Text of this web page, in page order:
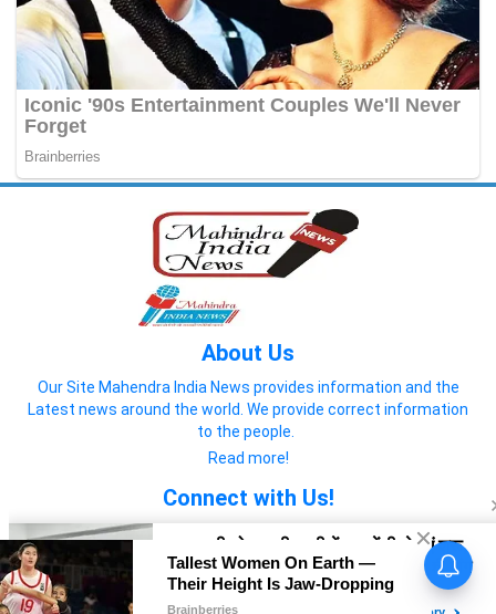
About Us
Our Site Mahendra India News provides information and the
Latest news around the world. We provide correct information
to the people.
Read more!
Connect with Us!